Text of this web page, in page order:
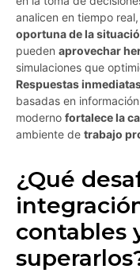
analicen en tiempo
oportuna de la
pueden aprovechar
simulaciones que
Respuestas
basadas en
moderno fortalece la
ambiente de trabajo
¿Qué
contables